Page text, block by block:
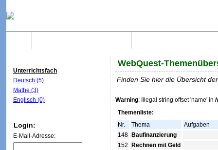
Unterrichtsfach
Deutsch (5)
Mathe (3)
Englisch (0)
Login:
E-Mail-Adresse:
WebQuest-
Finden Sie hier die Übersicht
Warning: Illegal string offset 'name' in /
Themenliste:
Nr.
Thema
Aufgaben
148
Baufinanzierung
152
Rechnen mit Geld